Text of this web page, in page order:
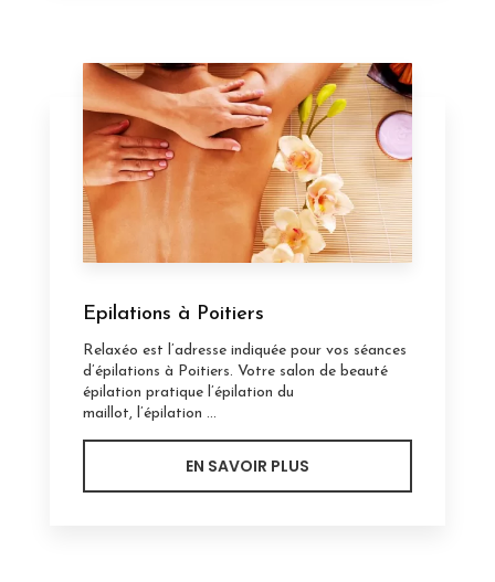
Epilations à Poitiers
Relaxéo est l’adresse indiquée pour vos séances
d’épilations à Poitiers. Votre salon de beauté
épilation pratique l’épilation du
maillot, l’épilation ...
EN SAVOIR PLUS